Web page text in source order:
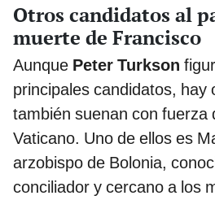
Otros candidatos al
muerte de Francisco
Aunque Peter Turkson
principales candidatos, hay
también suenan con fuerza
Vaticano. Uno de ellos es
arzobispo de Bolonia,
conciliador y cercano a los